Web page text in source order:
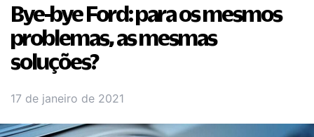
Bye-bye Ford: para os mesmos
problemas, as mesmas
soluções?
17 de janeiro de 2021